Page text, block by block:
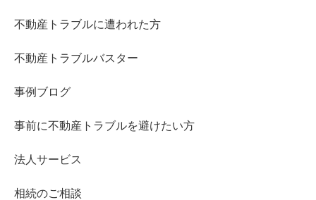
不動産トラブルに遭われた方
不動産トラブルバスター
事例ブログ
事前に不動産トラブルを避けたい方
法人サービス
相続のご相談